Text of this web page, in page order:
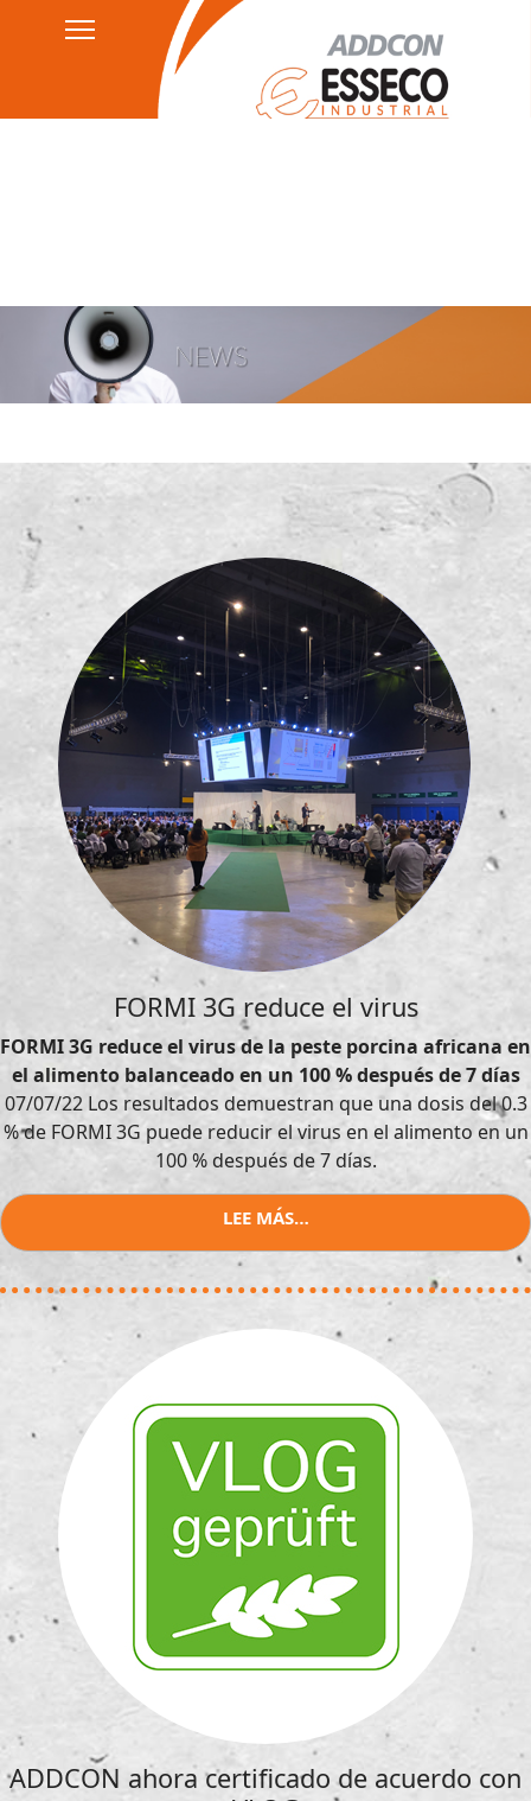
Politicas de privacidad
AGB's
Aviso Legal
FORMI 3G reduce el virus
FORMI 3G reduce el virus de la peste porcina africana en
el alimento balanceado en un 100 % después de 7 días
07/07/22 Los resultados demuestran que una dosis del 0.3
% de FORMI 3G puede reducir el virus en el alimento en un
100 % después de 7 días.
LEE MÁS…
ADDCON ahora certificado de acuerdo con